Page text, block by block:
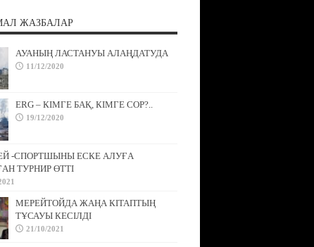
ЖАЗБАЛАР
АУАНЫҢ ЛАСТАНУЫ АЛАҢДАТУДА
11/12/2020
ERG – КІМГЕ БАҚ, КІМГЕ СОР?..
19/12/2020
-СПОРТШЫНЫ ЕСКЕ АЛУҒА
ТУРНИР ӨТТІ
МЕРЕЙТОЙДА ЖАҢА КІТАПТЫҢ
ТҰСАУЫ КЕСІЛДІ
21/10/2021